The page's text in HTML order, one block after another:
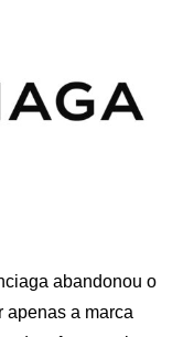
abandonou o
apenas a marca